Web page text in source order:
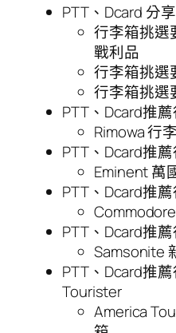
PTT、Dcard 分
行李箱挑選
戰利品
行李箱挑選
行李箱挑選
PTT、Dcard推
Rimowa 行
PTT、Dcard推
Eminent 萬
PTT、Dcard推
PTT、Dcard推
Samsonite
PTT、Dcard推
Tourister
America